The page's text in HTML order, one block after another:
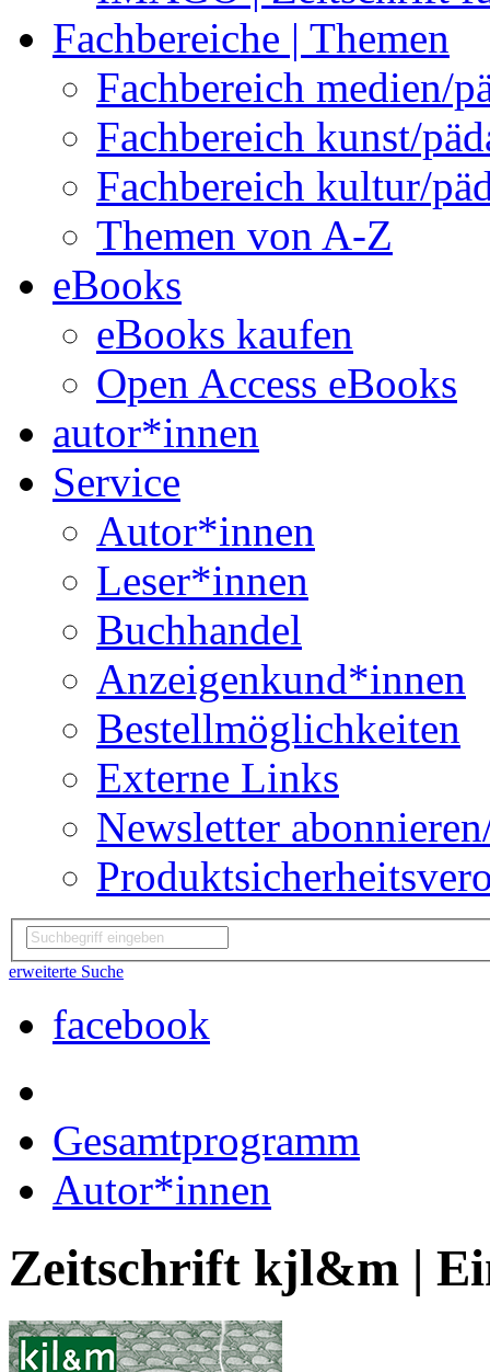
Fachbereiche | Themen
Fachbereich medien/
Fachbereich kunst/
Fachbereich kultur/
Themen von A-Z
eBooks
eBooks kaufen
Open Access eBooks
autor*innen
Service
Autor*innen
Leser*innen
Buchhandel
Anzeigenkund*innen
Bestellmöglichkeiten
Externe Links
Newsletter
erweiterte Suche
facebook
Gesamtprogramm
Autor*innen
Zeitschrift kjl&m |